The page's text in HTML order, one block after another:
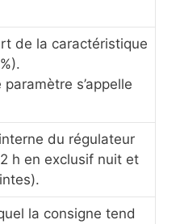
de la caractéristique
s’appelle
du régulateur
h en exclusif nuit et
la consigne tend